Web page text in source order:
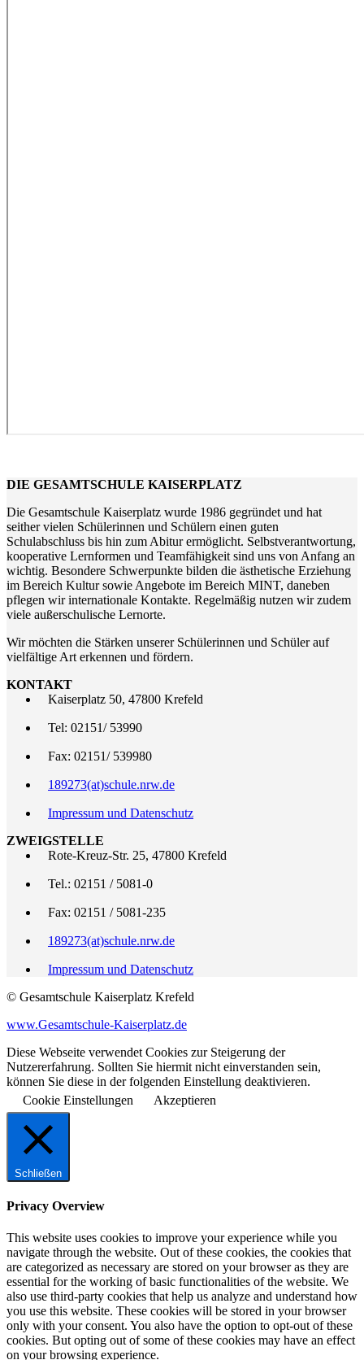
DIE GESAMTSCHULE KAISERPLATZ
Die Gesamtschule Kaiserplatz wurde 1986 gegründet und hat
seither vielen Schülerinnen und Schülern einen guten
Schulabschluss bis hin zum Abitur ermöglicht. Selbstverantwortung,
kooperative Lernformen und Teamfähigkeit sind uns von Anfang an
wichtig. Besondere Schwerpunkte bilden die ästhetische Erziehung
im Bereich Kultur sowie Angebote im Bereich MINT, daneben
pflegen wir internationale Kontakte. Regelmäßig nutzen wir zudem
viele außerschulische Lernorte.
Wir möchten die Stärken unserer Schülerinnen und Schüler auf
vielfältige Art erkennen und fördern.
KONTAKT
Kaiserplatz 50, 47800 Krefeld
Tel: 02151/ 53990
Fax: 02151/ 539980
189273(at)schule.nrw.de
Impressum und Datenschutz
ZWEIGSTELLE
Rote-Kreuz-Str. 25, 47800 Krefeld
Tel.: 02151 / 5081-0
Fax: 02151 / 5081-235
189273(at)schule.nrw.de
Impressum und Datenschutz
© Gesamtschule Kaiserplatz Krefeld
www.Gesamtschule-Kaiserplatz.de
Diese Webseite verwendet Cookies zur Steigerung der
Nutzererfahrung. Sollten Sie hiermit nicht einverstanden sein,
können Sie diese in der folgenden Einstellung deaktivieren.
Cookie Einstellungen
Akzeptieren
Schließen
Privacy Overview
This website uses cookies to improve your experience while you
navigate through the website. Out of these cookies, the cookies that
are categorized as necessary are stored on your browser as they are
essential for the working of basic functionalities of the website. We
also use third-party cookies that help us analyze and understand how
you use this website. These cookies will be stored in your browser
only with your consent. You also have the option to opt-out of these
cookies. But opting out of some of these cookies may have an effect
on your browsing experience.